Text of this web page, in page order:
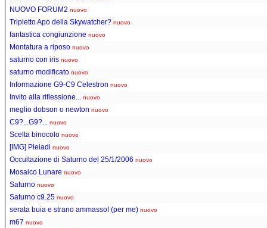
NUOVO FORUM2 nuovo
Tripletto Apo della Skywatcher? nuovo
fantastica congiunzione nuovo
Montatura a riposo nuovo
saturno con iris nuovo
saturno modificato nuovo
Informazione G9-C9 Celestron nuovo
Invito alla riflessione... nuovo
meglio dobson o newton nuovo
C9?...G9?... nuovo
Scelta binocolo nuovo
[IMG] Pleiadi nuovo
Occultazione di Saturno del 25/1/2006 nuovo
Mosaico Lunare nuovo
Saturno nuovo
Saturno c9.25 nuovo
serata buia e strano ammasso! (per me) nuovo
m67 nuovo